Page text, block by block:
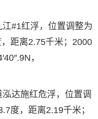
#1红浮，位置调整为
距离2.75千米；2000
，
达施红危浮，位置调
度，距离2.19千米；